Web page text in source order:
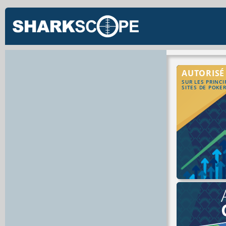
AUTORISÉ
SUR LES
SITES DE POKER